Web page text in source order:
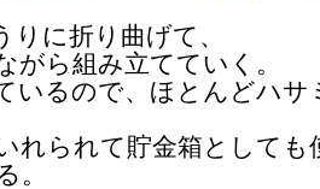
りに折り曲げて、
がら組み立てていく。
いるので、ほとんどハサ
れられて貯金箱としても
。